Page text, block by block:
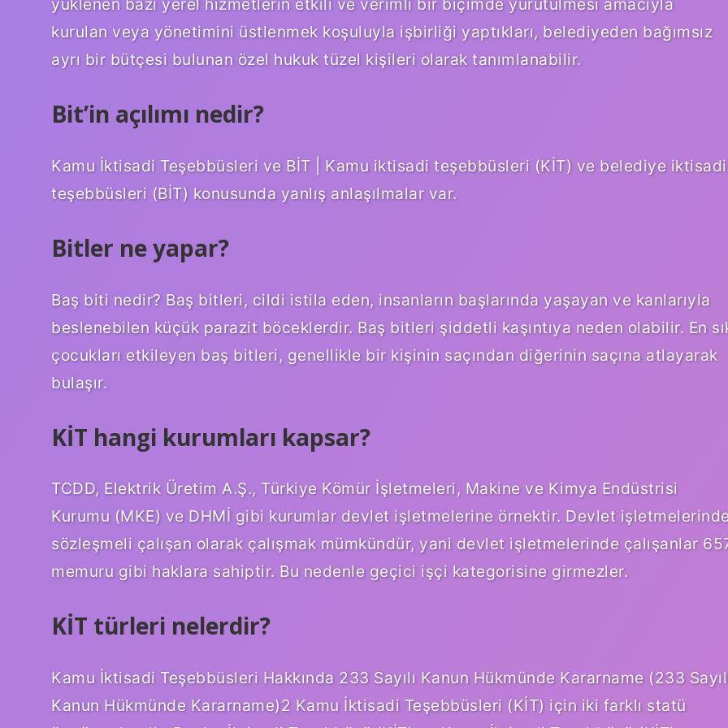
yüklenen bazı yerel hizmetlerin etkili ve verimli bir biçimde yürütülmesi amacıyla
kurulan veya yönetimini üstlenmek koşuluyla işbirliği yaptıkları, belediyeden bağımsız
ayrı bir bütçesi bulunan özel hukuk tüzel kişileri olarak tanımlanabilir.
Bit’in açılımı nedir?
Kamu İktisadi Teşebbüsleri ve BİT | Kamu iktisadi teşebbüsleri (KİT) ve belediye iktisadi
teşebbüsleri (BİT) konusunda yanlış anlaşılmalar var.
Bitler ne yapar?
Baş biti nedir? Baş bitleri, cildi istila eden, insanların başlarında yaşayan ve kanlarıyla
beslenebilen küçük parazit böceklerdir. Baş bitleri şiddetli kaşıntıya neden olabilir. En
çocukları etkileyen baş bitleri, genellikle bir kişinin saçından diğerinin saçına atlayarak
bulaşır.
KİT hangi kurumları kapsar?
TCDD, Elektrik Üretim A.Ş., Türkiye Kömür İşletmeleri, Makine ve Kimya Endüstrisi
Kurumu (MKE) ve DHMİ gibi kurumlar devlet işletmelerine örnektir. Devlet
sözleşmeli çalışan olarak çalışmak mümkündür, yani devlet işletmelerinde çalışanlar
memuru gibi haklara sahiptir. Bu nedenle geçici işçi kategorisine girmezler.
KİT türleri nelerdir?
Kamu İktisadi Teşebbüsleri Hakkında 233 Sayılı Kanun Hükmünde Kararname (233
Kanun Hükmünde Kararname)2 Kamu İktisadi Teşebbüsleri (KİT) için iki farklı statü